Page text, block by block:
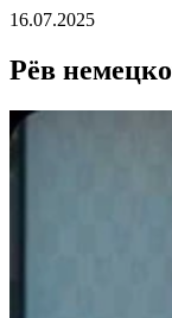
16.07.2025
Рёв